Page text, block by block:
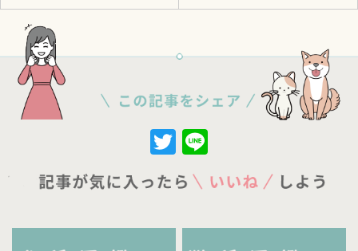
Twitter